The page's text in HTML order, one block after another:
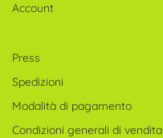
Account
Press
Spedizioni
Modalità di pagamento
Condizioni generali di vendita